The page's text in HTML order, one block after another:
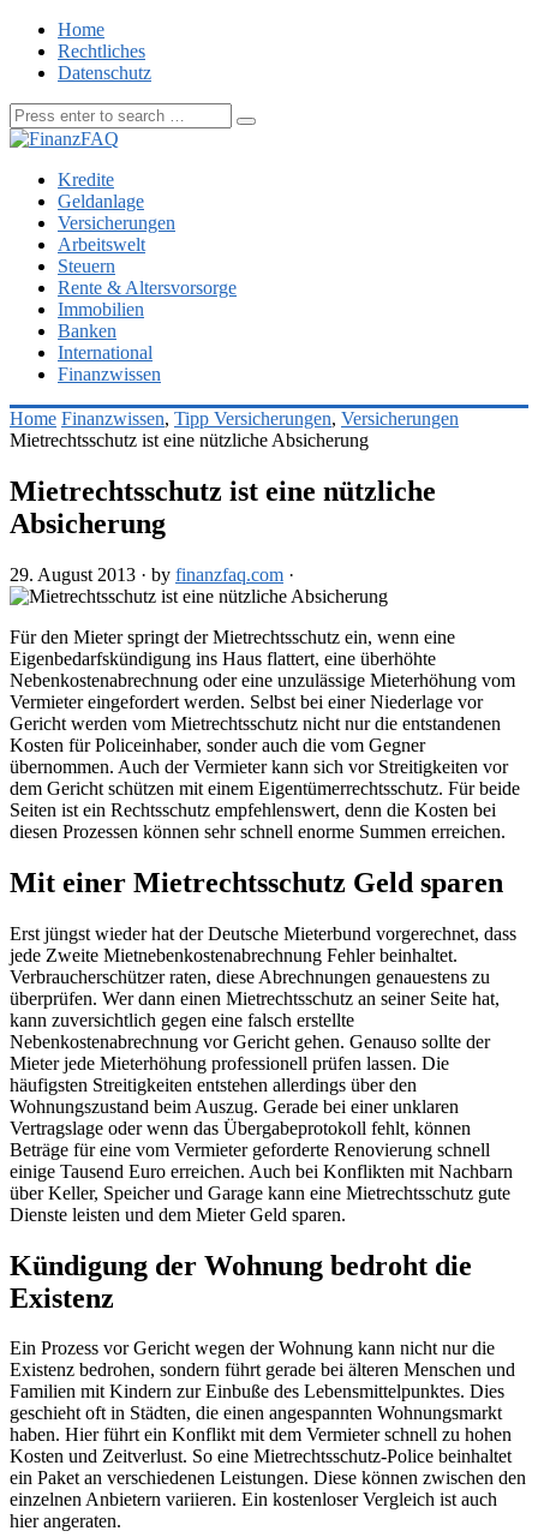
Home
Rechtliches
Datenschutz
Kredite
Geldanlage
Versicherungen
Arbeitswelt
Steuern
Rente & Altersvorsorge
Immobilien
Banken
International
Finanzwissen
Home Finanzwissen, Tipp Versicherungen, Versicherungen
Mietrechtsschutz ist eine nützliche Absicherung
Mietrechtsschutz ist eine nützliche
Absicherung
29. August 2013 · by finanzfaq.com ·
Für den Mieter springt der Mietrechtsschutz ein, wenn eine
Eigenbedarfskündigung ins Haus flattert, eine überhöhte
Nebenkostenabrechnung oder eine unzulässige Mieterhöhung vom
Vermieter eingefordert werden. Selbst bei einer Niederlage vor
Gericht werden vom Mietrechtsschutz nicht nur die entstandenen
Kosten für Policeinhaber, sonder auch die vom Gegner
übernommen. Auch der Vermieter kann sich vor Streitigkeiten vor
dem Gericht schützen mit einem Eigentümerrechtsschutz. Für beide
Seiten ist ein Rechtsschutz empfehlenswert, denn die Kosten bei
diesen Prozessen können sehr schnell enorme Summen erreichen.
Mit einer Mietrechtsschutz Geld sparen
Erst jüngst wieder hat der Deutsche Mieterbund vorgerechnet, dass
jede Zweite Mietnebenkostenabrechnung Fehler beinhaltet.
Verbraucherschützer raten, diese Abrechnungen genauestens zu
überprüfen. Wer dann einen Mietrechtsschutz an seiner Seite hat,
kann zuversichtlich gegen eine falsch erstellte
Nebenkostenabrechnung vor Gericht gehen. Genauso sollte der
Mieter jede Mieterhöhung professionell prüfen lassen. Die
häufigsten Streitigkeiten entstehen allerdings über den
Wohnungszustand beim Auszug. Gerade bei einer unklaren
Vertragslage oder wenn das Übergabeprotokoll fehlt, können
Beträge für eine vom Vermieter geforderte Renovierung schnell
einige Tausend Euro erreichen. Auch bei Konflikten mit Nachbarn
über Keller, Speicher und Garage kann eine Mietrechtsschutz gute
Dienste leisten und dem Mieter Geld sparen.
Kündigung der Wohnung bedroht die
Existenz
Ein Prozess vor Gericht wegen der Wohnung kann nicht nur die
Existenz bedrohen, sondern führt gerade bei älteren Menschen und
Familien mit Kindern zur Einbuße des Lebensmittelpunktes. Dies
geschieht oft in Städten, die einen angespannten Wohnungsmarkt
haben. Hier führt ein Konflikt mit dem Vermieter schnell zu hohen
Kosten und Zeitverlust. So eine Mietrechtsschutz-Police beinhaltet
ein Paket an verschiedenen Leistungen. Diese können zwischen den
einzelnen Anbietern variieren. Ein kostenloser Vergleich ist auch
hier angeraten.